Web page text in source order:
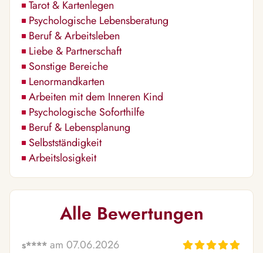
Tarot & Kartenlegen
Psychologische Lebensberatung
Beruf & Arbeitsleben
Liebe & Partnerschaft
Sonstige Bereiche
Lenormandkarten
Arbeiten mit dem Inneren Kind
Psychologische Soforthilfe
Beruf & Lebensplanung
Selbstständigkeit
Arbeitslosigkeit
Alle Bewertungen
s**** am 07.06.2026